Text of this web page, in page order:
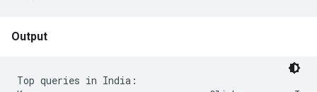
Output
Top queries in India: